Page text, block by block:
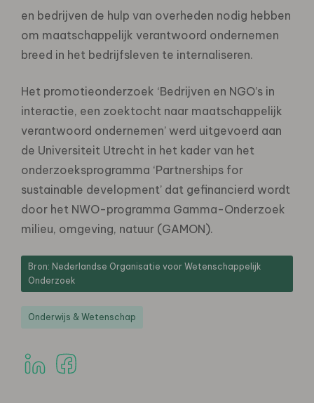
en bedrijven de hulp van overheden nodig hebben
om maatschappelijk verantwoord ondernemen
breed in het bedrijfsleven te internaliseren.
Het promotieonderzoek ‘Bedrijven en NGO’s in
interactie, een zoektocht naar maatschappelijk
verantwoord ondernemen’ werd uitgevoerd aan
de Universiteit Utrecht in het kader van het
onderzoeksprogramma ‘Partnerships for
sustainable development’ dat gefinancierd wordt
door het NWO-programma Gamma-Onderzoek
milieu, omgeving, natuur (GAMON).
Bron: Nederlandse Organisatie voor Wetenschappelijk
Onderzoek
Onderwijs & Wetenschap